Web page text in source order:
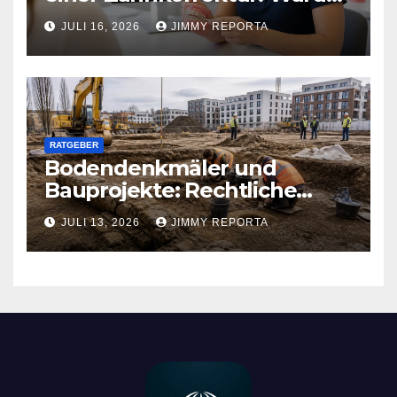
sich ein weiterer Blick lohnen
kann
JULI 16, 2026 JIMMY REPORTA
RATGEBER
Bodendenkmäler und
Bauprojekte: Rechtliche
Pflichten und praktischer
Ablauf
JULI 13, 2026 JIMMY REPORTA